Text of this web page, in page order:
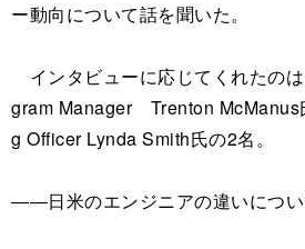
ー動向について話を聞いた。
インタビューに応じてくれたの
gram Manager Trenton McManus
g Officer Lynda Smith氏の2名。
――日米のエンジニアの違いにつ